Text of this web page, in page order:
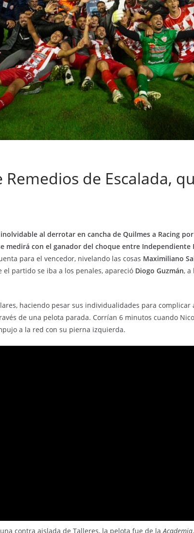
Remedios de Escalada,
al derrotar en cancha de Quilmes a Racing
medirá con el ganador del choque entre Independiente
para el vencedor, nivelando las cosas Maximiliano
partido se iba a los penales, apareció Diogo Guzmán, a
haciendo pesar sus individualidades para
de una pelota parada. Corrían 6 minutos cuando
a la red con su pierna izquierda.
contra aislada de Talleres, la pelota fue de laAcademia